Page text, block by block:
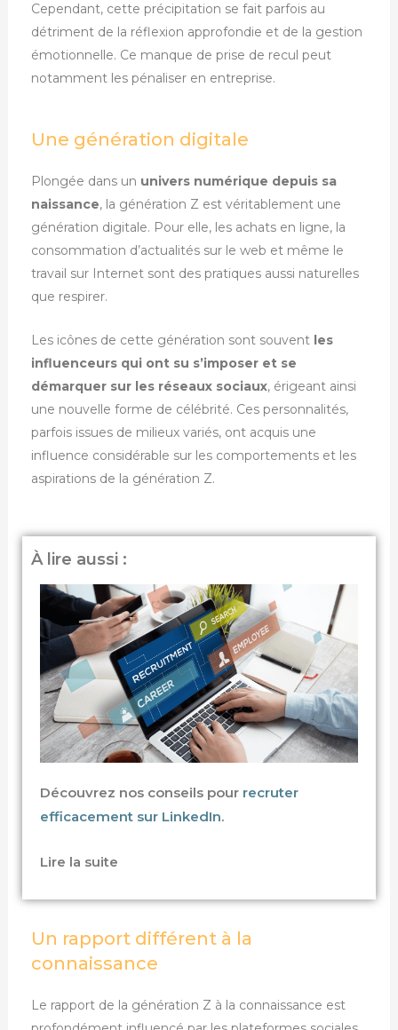
Cependant, cette précipitation se fait parfois au
détriment de la réflexion approfondie et de la gestion
émotionnelle. Ce manque de prise de recul peut
notamment les pénaliser en entreprise.
Une génération digitale
Plongée dans un univers numérique depuis sa
naissance, la génération Z est véritablement une
génération digitale. Pour elle, les achats en ligne, la
consommation d’actualités sur le web et même le
travail sur Internet sont des pratiques aussi naturelles
que respirer.
Les icônes de cette génération sont souvent les
influenceurs qui ont su s’imposer et se
démarquer sur les réseaux sociaux, érigeant ainsi
une nouvelle forme de célébrité. Ces personnalités,
parfois issues de milieux variés, ont acquis une
influence considérable sur les comportements et les
aspirations de la génération Z.
À lire aussi :
Découvrez nos conseils pour recruter
efficacement sur LinkedIn.
Lire la suite
Un rapport différent à la
connaissance
Le rapport de la génération Z à la connaissance est